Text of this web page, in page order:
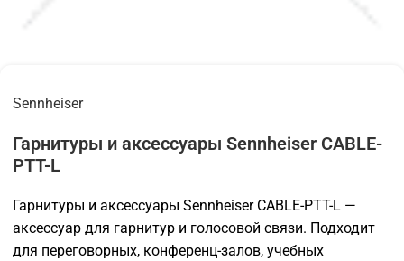
Sennheiser
Гарнитуры и аксессуары Sennheiser CABLE-
PTT-L
Гарнитуры и аксессуары Sennheiser CABLE-PTT-L —
аксессуар для гарнитур и голосовой связи. Подходит
для переговорных, конференц-залов, учебных